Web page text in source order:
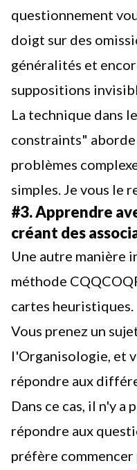
questionnement
doigt sur des
généralités et
suppositions
La technique dans
constraints"
problèmes
simples. Je vous le
#3. Apprendre
créant des
Une autre manière
méthode
cartes heuristiques
Vous prenez un
l'Organisologie, et
répondre aux
Dans ce cas, il n'y
répondre aux
préfère